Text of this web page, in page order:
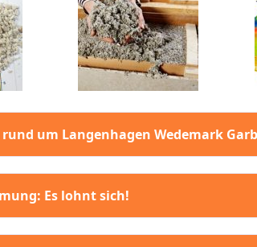
um Langenhagen Wedemark
Es lohnt sich!